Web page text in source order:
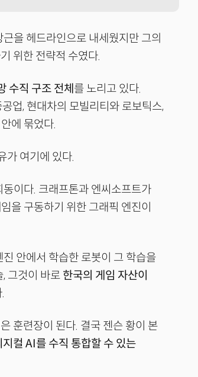
을 헤드라인으로 내세웠지만 그의
위한 전략적 수였다.
수직 구조 전체 를 노리고 있다.
업, 현대차의 모빌리티와 로보틱스,
에 묶었다.
가 여기에 있다.
이다. 크래프톤과 엔씨소프트가
을 구동하기 위한 그래픽 엔진이
안에서 학습한 로봇이 그 학습을
그것이 바로 한국의 게임 자산이
훈련장이 된다. 결국 젠슨 황이 본
지컬 AI를 수직 통합할 수 있는